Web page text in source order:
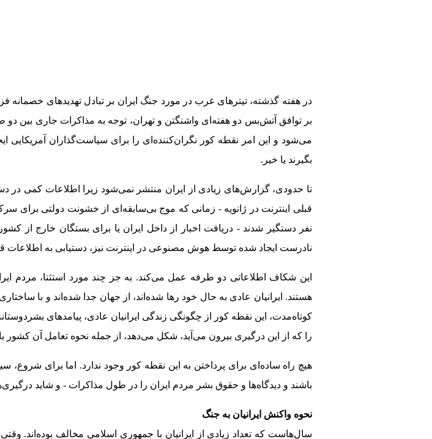
بر توافق آتش‌بس دو هفته‌ای واشنگتن و تهران، توجه به مذاکرات جاری
می‌شود و این امر نقطه کور نگران‌کننده‌ای را برای سیاست‌گذاران آمریکایی
بگیرند یا خیر.
تا حدودی، گزارش‌های زیادی از ایران منتشر نمی‌شود زیرا اطلاعات کمی در
نفر دستگیر شدند - دریافت اخبار از داخل ایران یا برای بستگان خارج از
نادرست ایجاد شده توسط هوش مصنوعی در اینترنت نیز، دستیابی به اطلاعات
این شکاف اطلاعاتی دو طرفه عمل می‌کند. به جز چند مورد استثنا، مردم
هستند. ایرانیان عادی به حال خود رها شده‌اند، از جهان جدا شده‌اند و با
کوتاه‌مدت، این نقطه کور از چگونگی زندگی ایرانیان عادی، پیامدهای
را که از این درگیری بیرون می‌آید، شکل می‌دهد، از جمله نحوه تعامل آن کشور
هیچ راه ساده‌ای برای پرداختن به این نقطه کور وجود ندارد. اما برای شروع،
باشند و دیدگاه‌ها و حقوق بشر مردم ایران را در طول مذاکرات - و شاید
نحوه واکنش ایرانیان به جنگ